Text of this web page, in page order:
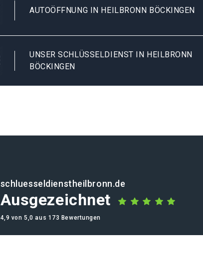
AUTOÖFFNUNG IN HEILBRONN BÖCKINGEN
UNSER SCHLÜSSELDIENST IN HEILBRONN
BÖCKINGEN
schluesseldienstheilbronn.de
Ausgezeichnet
4,9 von 5,0 aus 173 Bewertungen